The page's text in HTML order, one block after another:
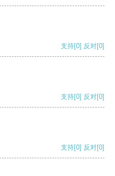
支持[0] 反对[0]
支持[0] 反对[0]
支持[0] 反对[0]